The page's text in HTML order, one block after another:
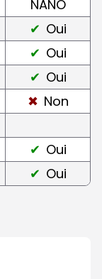
NANO
Oui
Oui
Oui
Non
Oui
Oui